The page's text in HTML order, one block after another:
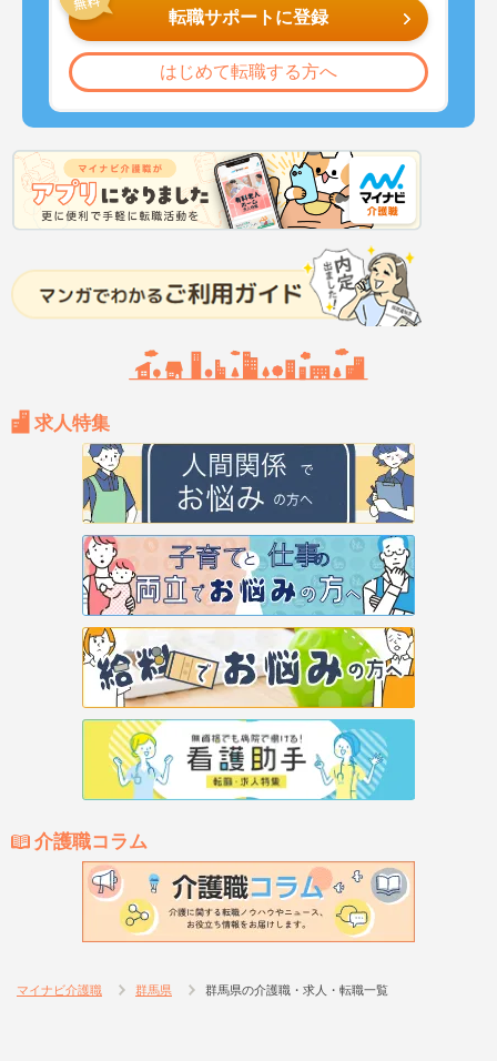
転職サポートに登録
はじめて転職する方へ
求人特集
介護職コラム
マイナビ介護職 群馬県 群馬県の介護職・求人・転職一覧